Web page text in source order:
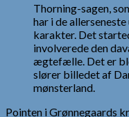
Thorning-sagen,
har i de
karakter. Det
involverede den
ægtefælle. Det er
slører billedet af
mønsterland.
Pointen i Grønnegaards